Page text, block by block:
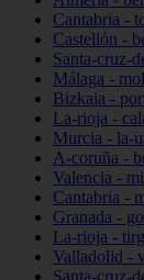
Cantabria -
Castellón -
Santa-cruz-
Málaga -
Bizkaia -
La-rioja -
Murcia - la-
A-coruña -
Valencia -
Cantabria -
Granada -
La-rioja -
Valladolid -
Santa-cruz-